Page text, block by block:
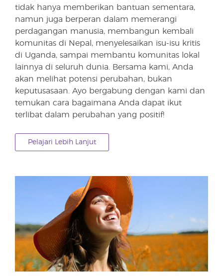
tidak hanya memberikan bantuan sementara,
namun juga berperan dalam memerangi
perdagangan manusia, membangun kembali
komunitas di Nepal, menyelesaikan isu-isu kritis
di Uganda, sampai membantu komunitas lokal
lainnya di seluruh dunia. Bersama kami, Anda
akan melihat potensi perubahan, bukan
keputusasaan. Ayo bergabung dengan kami dan
temukan cara bagaimana Anda dapat ikut
terlibat dalam perubahan yang positif!
Pelajari Lebih Lanjut